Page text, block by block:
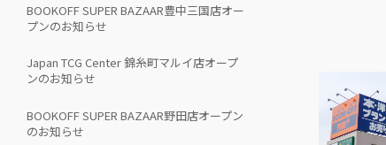
BOOKOFF SUPER BAZAAR豊中三国店オー
プンのお知らせ
Japan TCG Center 錦糸町マルイ店オープ
ンのお知らせ
BOOKOFF SUPER BAZAAR野田店オープン
のお知らせ